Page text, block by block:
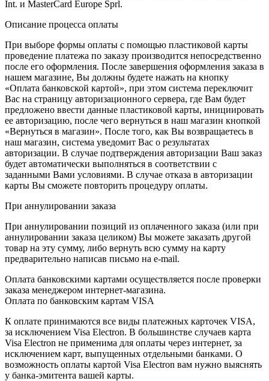
Int. и MasterCard Europe Sprl.
Описание процессa оплаты
При выборе формы оплаты с помощью пластиковой карты
проведение платежа по заказу производится непосредственно
после его оформления. После завершения оформления заказа в
нашем магазине, Вы должны будете нажать на кнопку
«Оплата банковской картой», при этом система переключит
Вас на страницу авторизационного сервера, где Вам будет
предложено ввести данные пластиковой карты, инициировать
ее авторизацию, после чего вернуться в наш магазин кнопкой
«Вернуться в магазин». После того, как Вы возвращаетесь в
наш магазин, система уведомит Вас о результатах
авторизации. В случае подтверждения авторизации Ваш заказ
будет автоматически выполняться в соответствии с
заданными Вами условиями. В случае отказа в авторизации
карты Вы сможете повторить процедуру оплаты.
При аннулировании заказа
При аннулировании позиций из оплаченного заказа (или при
аннулировании заказа целиком) Вы можете заказать другой
товар на эту сумму, либо вернуть всю сумму на карту
предварительно написав письмо на e-mail.
Оплата банковскими картами осуществляется после проверки
заказа менеджером интернет-магазина.
Оплата по банковским картам VISA
К оплате принимаются все виды платежных карточек VISA,
за исключением Visa Electron. В большинстве случаев карта
Visa Electron не применима для оплаты через интернет, за
исключением карт, выпущенных отдельными банками. О
возможность оплаты картой Visa Electron вам нужно выяснять
у банка-эмитента вашей карты.